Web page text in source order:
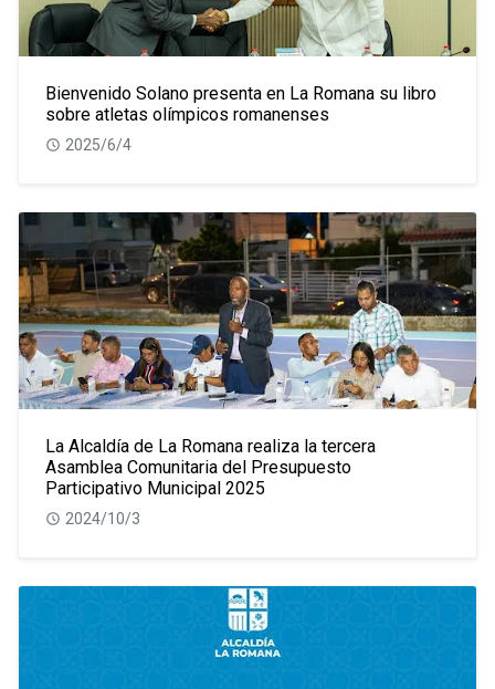
Bienvenido Solano presenta en La Romana su libro
sobre atletas olímpicos romanenses
2025/6/4
La Alcaldía de La Romana realiza la tercera
Asamblea Comunitaria del Presupuesto
Participativo Municipal 2025
2024/10/3